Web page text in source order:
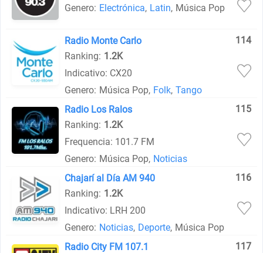
Genero: Electrónica, Latin, Música Pop
Radio Monte Carlo
114
Ranking: 1.2K
Indicativo: CX20
Genero: Música Pop, Folk, Tango
Radio Los Ralos
115
Ranking: 1.2K
Frequencia: 101.7 FM
Genero: Música Pop, Noticias
Chajarí al Día AM 940
116
Ranking: 1.2K
Indicativo: LRH 200
Genero: Noticias, Deporte, Música Pop
Radio City FM 107.1
117